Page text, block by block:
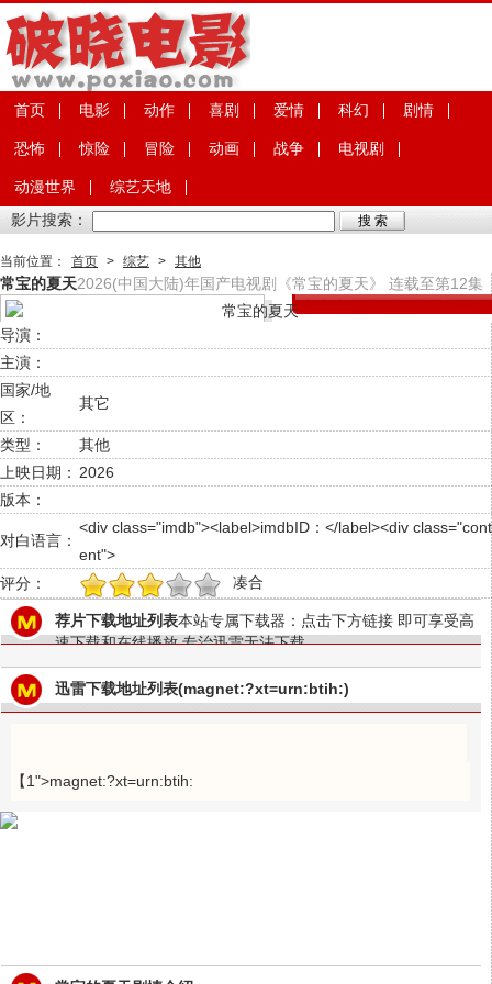
首页 电影 动作 喜剧 爱情 科幻 剧情
恐怖 惊险 冒险 动画 战争 电视剧
动漫世界
综艺天地
影片搜索：
当前位置： 首页 > 综艺 > 其他
常宝的夏天2026(中国大陆)年国产电视剧《常宝的夏天》 连载至第12集
导演：
主演：
国家/地
区：
其它
类型：
其他
上映日期： 2026
版本：
对白语言：
<div class="imdb"><label>imdbID：</label><div class="cont
ent">
评分：
1 3 4 5 凑合
荐片下载地址列表本站专属下载器：点击下方链接 即可享受高
速下载和在线播放 专治迅雷无法下载
迅雷下载地址列表(magnet:?xt=urn:btih:)
【1">magnet:?xt=urn:btih: